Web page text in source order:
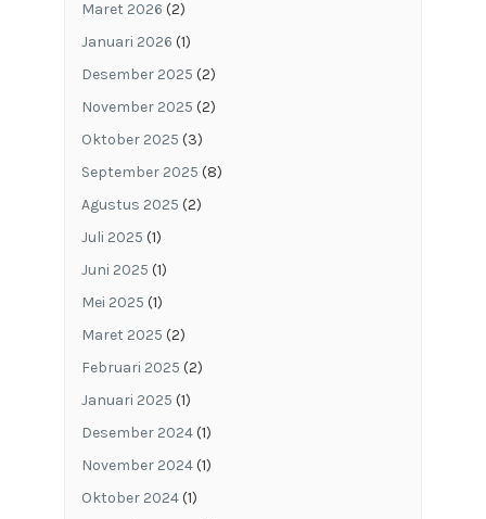
Maret 2026 (2)
Januari 2026 (1)
Desember 2025 (2)
November 2025 (2)
Oktober 2025 (3)
September 2025 (8)
Agustus 2025 (2)
Juli 2025 (1)
Juni 2025 (1)
Mei 2025 (1)
Maret 2025 (2)
Februari 2025 (2)
Januari 2025 (1)
Desember 2024(1)
November 2024(1)
Oktober 2024(1)